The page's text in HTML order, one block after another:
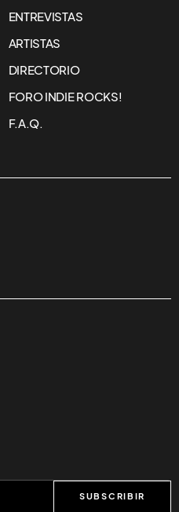
ENTREVISTAS
ARTISTAS
DIRECTORIO
FORO INDIE ROCKS!
F.A.Q.